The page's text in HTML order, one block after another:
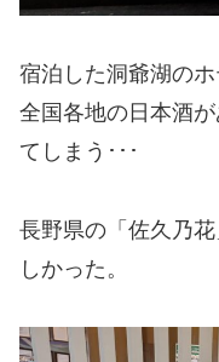
宿泊した洞爺湖の
全国各地の日本酒
てしまう･･･
長野県の「佐久乃
しかった。